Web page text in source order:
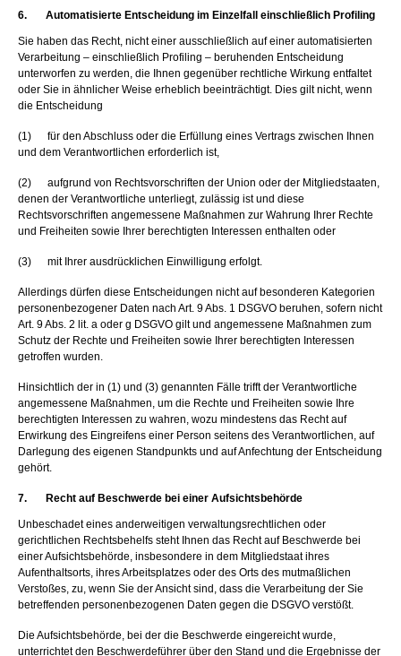
6. Automatisierte Entscheidung im Einzelfall einschließlich Profiling
Sie haben das Recht, nicht einer ausschließlich auf einer automatisierten
Verarbeitung – einschließlich Profiling – beruhenden Entscheidung
unterworfen zu werden, die Ihnen gegenüber rechtliche Wirkung entfaltet
oder Sie in ähnlicher Weise erheblich beeinträchtigt. Dies gilt nicht, wenn
die Entscheidung
(1) für den Abschluss oder die Erfüllung eines Vertrags zwischen Ihnen
und dem Verantwortlichen erforderlich ist,
(2) aufgrund von Rechtsvorschriften der Union oder der Mitgliedstaaten,
denen der Verantwortliche unterliegt, zulässig ist und diese
Rechtsvorschriften angemessene Maßnahmen zur Wahrung Ihrer Rechte
und Freiheiten sowie Ihrer berechtigten Interessen enthalten oder
(3) mit Ihrer ausdrücklichen Einwilligung erfolgt.
Allerdings dürfen diese Entscheidungen nicht auf besonderen Kategorien
personenbezogener Daten nach Art. 9 Abs. 1 DSGVO beruhen, sofern nicht
Art. 9 Abs. 2 lit. a oder g DSGVO gilt und angemessene Maßnahmen zum
Schutz der Rechte und Freiheiten sowie Ihrer berechtigten Interessen
getroffen wurden.
Hinsichtlich der in (1) und (3) genannten Fälle trifft der Verantwortliche
angemessene Maßnahmen, um die Rechte und Freiheiten sowie Ihre
berechtigten Interessen zu wahren, wozu mindestens das Recht auf
Erwirkung des Eingreifens einer Person seitens des Verantwortlichen, auf
Darlegung des eigenen Standpunkts und auf Anfechtung der Entscheidung
gehört.
7. Recht auf Beschwerde bei einer Aufsichtsbehörde
Unbeschadet eines anderweitigen verwaltungsrechtlichen oder
gerichtlichen Rechtsbehelfs steht Ihnen das Recht auf Beschwerde bei
einer Aufsichtsbehörde, insbesondere in dem Mitgliedstaat ihres
Aufenthaltsorts, ihres Arbeitsplatzes oder des Orts des mutmaßlichen
Verstoßes, zu, wenn Sie der Ansicht sind, dass die Verarbeitung der Sie
betreffenden personenbezogenen Daten gegen die DSGVO verstößt.
Die Aufsichtsbehörde, bei der die Beschwerde eingereicht wurde,
unterrichtet den Beschwerdeführer über den Stand und die Ergebnisse der